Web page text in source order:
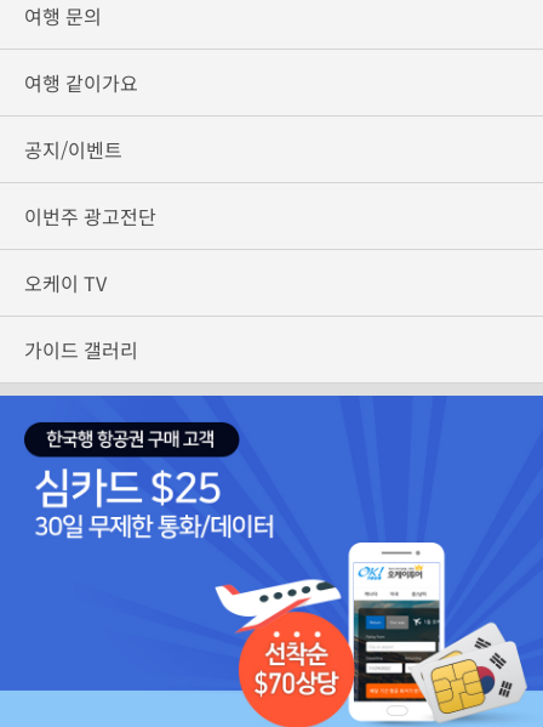
여행 문의
여행 같이가요
공지/이벤트
이번주 광고전단
오케이 TV
가이드 갤러리